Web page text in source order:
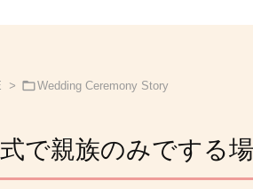
> Wedding Ceremony Story
で親族のみでする